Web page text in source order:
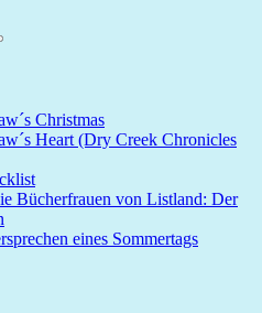
Christmas
Heart (Dry Creek Chronicles
Bücherfrauen von Listland: Der
eines Sommertags